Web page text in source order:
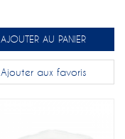
AJOUTER AU PANIER
Ajouter aux favoris